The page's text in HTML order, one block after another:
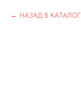
НАЗАД В КАТАЛОГ